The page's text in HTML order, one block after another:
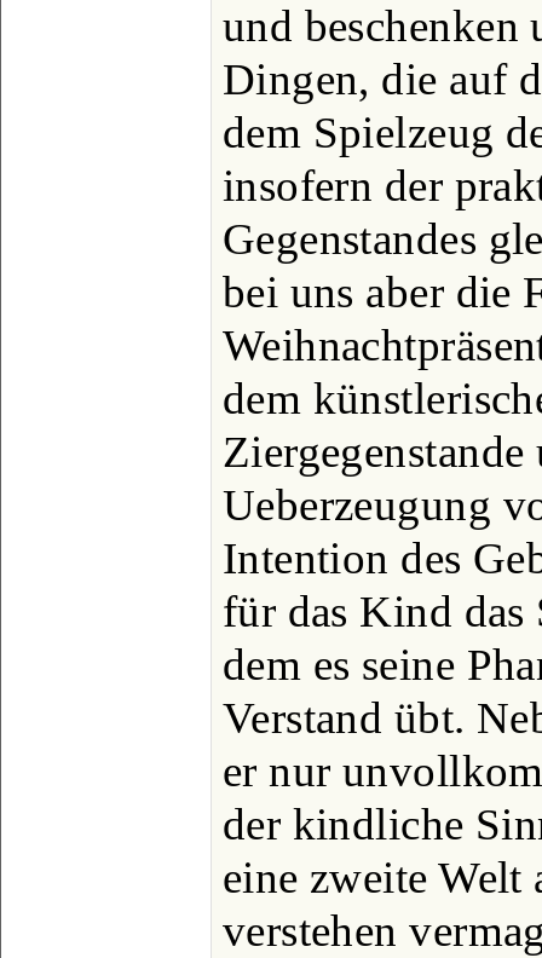
und
Dingen, die auf
dem Spielzeug
insofern der
Gegenstandes
bei uns aber die
dem
Ueberzeugung
Intention des
für das Kind das
dem es seine
Verstand übt.
er nur
der kindliche
eine zweite Welt
verstehen